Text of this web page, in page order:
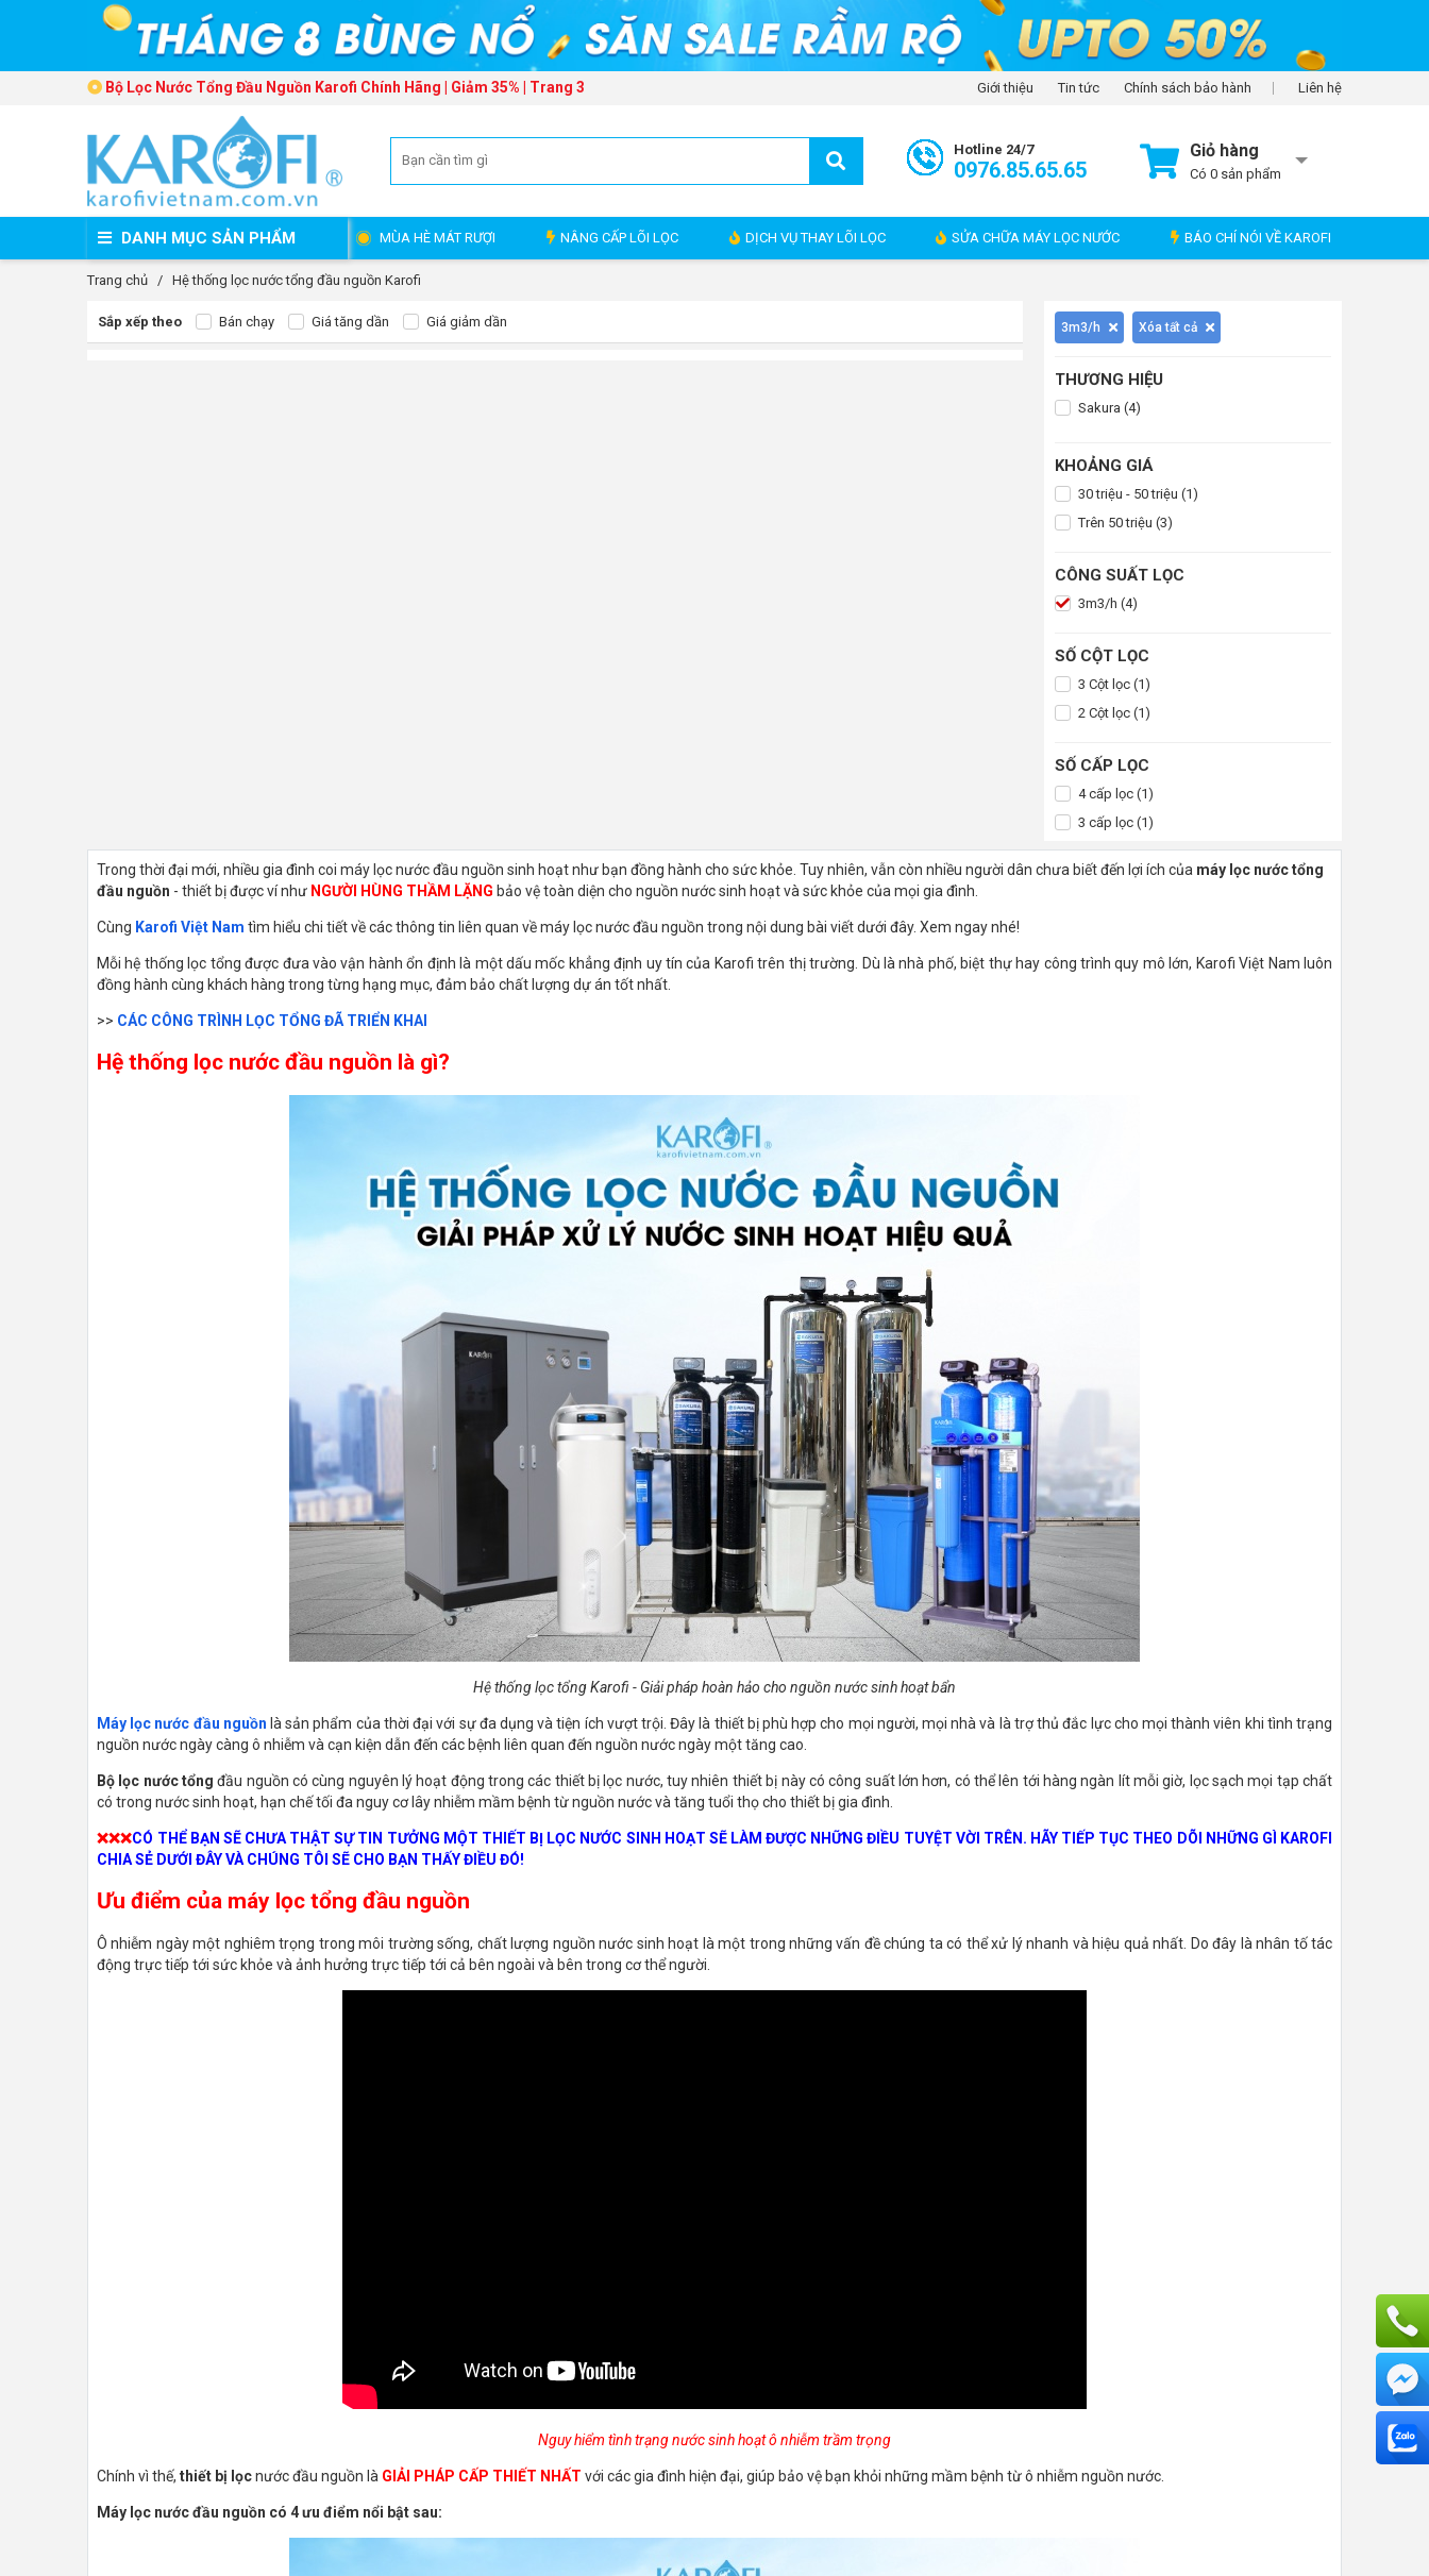
Giới thiệu Tin tức Chính sách bảo hành Liên hệ
Bộ Lọc Nước Tổng Đầu Nguồn Karofi Chính Hãng | Giảm 35% | Trang 3
Hotline 24/7
0976.85.65.65
Giỏ hàng
Có 0 sản phẩm
DANH MỤC SẢN PHẨM MÙA HÈ MÁT RƯỢI NÂNG CẤP LÕI LỌC DỊCH VỤ THAY LÕI LỌC SỬA CHỮA MÁY LỌC NƯỚC BÁO CHÍ NÓI VỀ KAROFI
Trang chủ / Hệ thống lọc nước tổng đầu nguồn Karofi
Sắp xếp theo Bán chạy Giá tăng dần Giá giảm dần 3m3/h Xóa tất cả
THƯƠNG HIỆU
Sakura (4)
KHOẢNG GIÁ
30 triệu - 50 triệu (1)
Trên 50 triệu (3)
CÔNG SUẤT LỌC
3m3/h (4)
SỐ CỘT LỌC
3 Cột lọc (1)
2 Cột lọc (1)
SỐ CẤP LỌC
4 cấp lọc (1)
3 cấp lọc (1)
Trong thời đại mới, nhiều gia đình coi máy lọc nước đầu nguồn sinh hoạt như bạn đồng hành cho sức khỏe. Tuy nhiên, vẫn còn nhiều người dân chưa biết đến lợi ích của máy lọc nước tổng
đầu nguồn - thiết bị được ví như NGƯỜI HÙNG THẦM LẶNG bảo vệ toàn diện cho nguồn nước sinh hoạt và sức khỏe của mọi gia đình.
Cùng Karofi Việt Nam tìm hiểu chi tiết về các thông tin liên quan về máy lọc nước đầu nguồn trong nội dung bài viết dưới đây. Xem ngay nhé!
Mỗi hệ thống lọc tổng được đưa vào vận hành ổn định là một dấu mốc khẳng định uy tín của Karofi trên thị trường. Dù là nhà phố, biệt thự hay công trình quy mô lớn, Karofi Việt Nam luôn
đồng hành cùng khách hàng trong từng hạng mục, đảm bảo chất lượng dự án tốt nhất.
>> CÁC CÔNG TRÌNH LỌC TỔNG ĐÃ TRIỂN KHAI
Hệ thống lọc nước đầu nguồn là gì?
Hệ thống lọc tổng Karofi - Giải pháp hoàn hảo cho nguồn nước sinh hoạt bẩn
Máy lọc nước đầu nguồn là sản phẩm của thời đại với sự đa dụng và tiện ích vượt trội. Đây là thiết bị phù hợp cho mọi người, mọi nhà và là trợ thủ đắc lực cho mọi thành viên khi tình trạng
nguồn nước ngày càng ô nhiễm và cạn kiện dẫn đến các bệnh liên quan đến nguồn nước ngày một tăng cao.
Bộ lọc nước tổng đầu nguồn có cùng nguyên lý hoạt động trong các thiết bị lọc nước, tuy nhiên thiết bị này có công suất lớn hơn, có thể lên tới hàng ngàn lít mỗi giờ, lọc sạch mọi tạp chất
có trong nước sinh hoạt, hạn chế tối đa nguy cơ lây nhiễm mầm bệnh từ nguồn nước và tăng tuổi thọ cho thiết bị gia đình.
❌❌❌CÓ THỂ BẠN SẼ CHƯA THẬT SỰ TIN TƯỞNG MỘT THIẾT BỊ LỌC NƯỚC SINH HOẠT SẼ LÀM ĐƯỢC NHỮNG ĐIỀU TUYỆT VỜI TRÊN. HÃY TIẾP TỤC THEO DÕI NHỮNG GÌ KAROFI
CHIA SẺ DƯỚI ĐÂY VÀ CHÚNG TÔI SẼ CHO BẠN THẤY ĐIỀU ĐÓ!
Ưu điểm của máy lọc tổng đầu nguồn
Ô nhiễm ngày một nghiêm trọng trong môi trường sống, chất lượng nguồn nước sinh hoạt là một trong những vấn đề chúng ta có thể xử lý nhanh và hiệu quả nhất. Do đây là nhân tố tác
động trực tiếp tới sức khỏe và ảnh hưởng trực tiếp tới cả bên ngoài và bên trong cơ thể người.
Nguy hiểm tình trạng nước sinh hoạt ô nhiễm trầm trọng
Chính vì thế, thiết bị lọcnước đầu nguồn là GIẢI PHÁP CẤP THIẾT NHẤT với các gia đình hiện đại, giúp bảo vệ bạn khỏi những mầm bệnh từ ô nhiễm nguồn nước.
Máy lọc nước đầu nguồn có 4 ưu điểm nổi bật sau: